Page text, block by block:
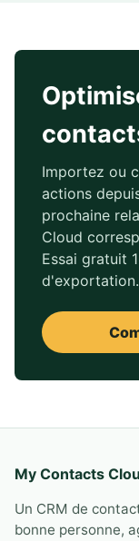
Importez ou
actions
prochaine
Cloud
Essai gratuit
d'exportation.
My Contacts
Un CRM de
bonne personne,